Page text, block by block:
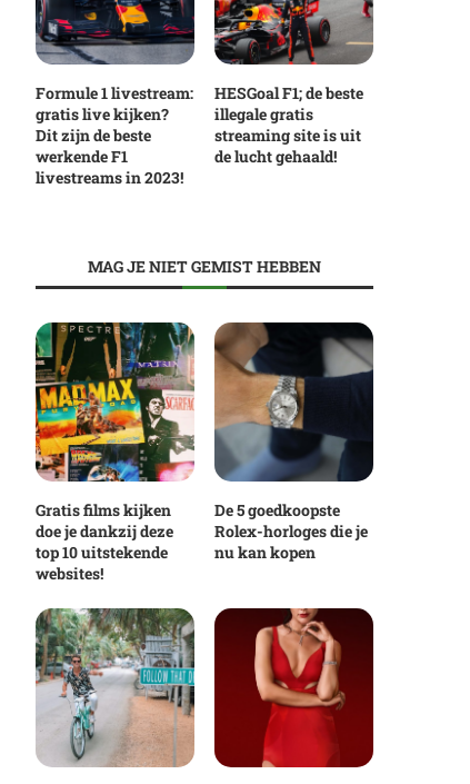
Formule 1 livestream:
gratis live kijken?
Dit zijn de beste
werkende F1
livestreams in 2023!
HESGoal F1; de beste
illegale gratis
streaming site is uit
de lucht gehaald!
MAG JE NIET GEMIST HEBBEN
Gratis films kijken
doe je dankzij deze
top 10 uitstekende
websites!
De 5 goedkoopste
Rolex-horloges die je
nu kan kopen